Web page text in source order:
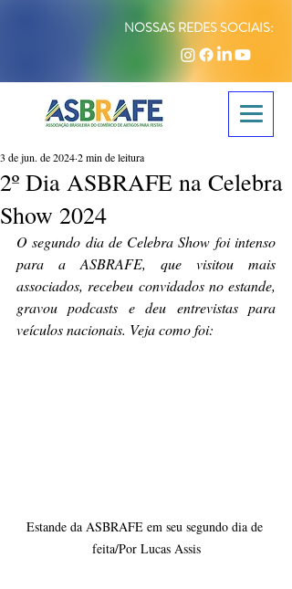
NOSSAS REDES SOCIAIS:
2º Dia ASBRAFE na Celebra
Show 2024
3 de jun. de 20242 min de leitura
O segundo dia de Celebra Show foi intenso
para a ASBRAFE, que visitou mais
associados, recebeu convidados no estande,
gravou podcasts e deu entrevistas para
veículos nacionais. Veja como foi:
Estande da ASBRAFE em seu segundo dia de
feita/Por Lucas Assis